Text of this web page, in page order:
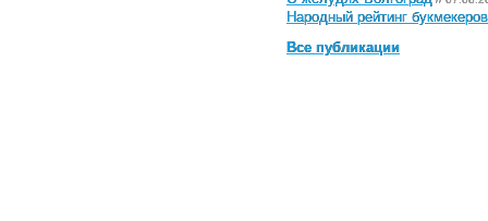
Народный рейтинг
Все публикации